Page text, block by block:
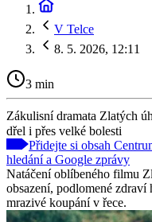
V Telce
8. 5. 2026, 12:11
3 min
Zákulisní dramata Zlatých
dřel i přes velké bolesti
Přidejte si obsah
hledání a Google zprávy
Natáčení oblíbeného filmu
obsazení, podlomené
mrazivé koupání v řece.